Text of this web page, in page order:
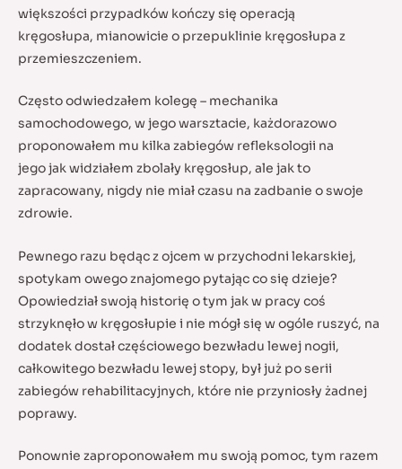
większości przypadków kończy się operacją
kręgosłupa, mianowicie o przepuklinie kręgosłupa z
przemieszczeniem.
Często odwiedzałem kolegę – mechanika
samochodowego, w jego warsztacie, każdorazowo
proponowałem mu kilka zabiegów refleksologii na
jego jak widziałem zbolały kręgosłup, ale jak to
zapracowany, nigdy nie miał czasu na zadbanie o swoje
zdrowie.
Pewnego razu będąc z ojcem w przychodni lekarskiej,
spotykam owego znajomego pytając co się dzieje?
Opowiedział swoją historię o tym jak w pracy coś
strzyknęło w kręgosłupie i nie mógł się w ogóle ruszyć, na
dodatek dostał częściowego bezwładu lewej nogii,
całkowitego bezwładu lewej stopy, był już po serii
zabiegów rehabilitacyjnych, które nie przyniosły żadnej
poprawy.
Ponownie zaproponowałem mu swoją pomoc, tym razem